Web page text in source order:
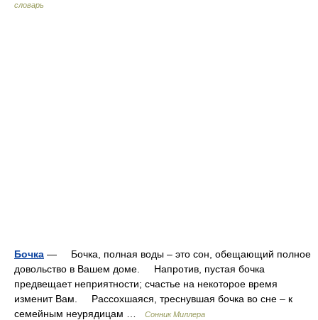
словарь
Бочка — Бочка, полная воды – это сон, обещающий полное
довольство в Вашем доме. Напротив, пустая бочка
предвещает неприятности; счастье на некоторое время
изменит Вам. Рассохшаяся, треснувшая бочка во сне – к
семейным неурядицам …
Сонник Миллера